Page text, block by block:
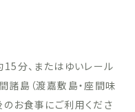
分、またはゆいレール
諸島（渡嘉敷島・座間味
のお食事にご利用くださ